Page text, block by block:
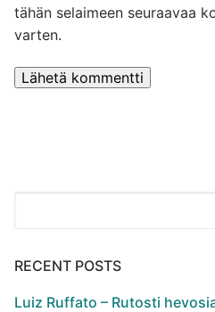
tähän selaimeen seuraavaa
varten.
RECENT POSTS
Luiz Ruffato – Rutosti